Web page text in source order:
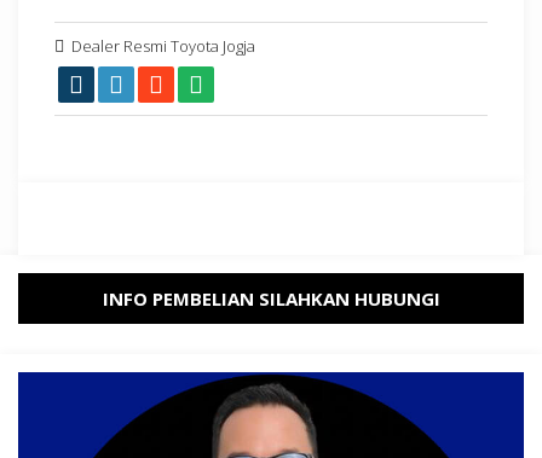
Dealer Resmi Toyota Jogja
INFO PEMBELIAN SILAHKAN HUBUNGI